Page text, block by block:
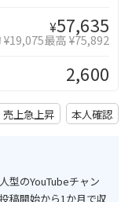
¥57,635
¥19,075最高 ¥75,892
2,600
売上急上昇 本人確認
型のYouTubeチャン
稿開始から1か月で収